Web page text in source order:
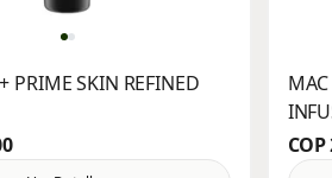
PRIME SKIN REFINED